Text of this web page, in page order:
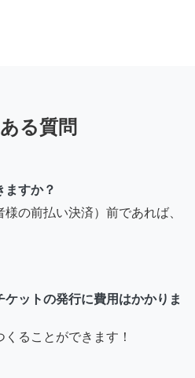
る質問
ますか？
の前払い決済）前であれば、
ットの発行に費用はかかりま
ることができます！